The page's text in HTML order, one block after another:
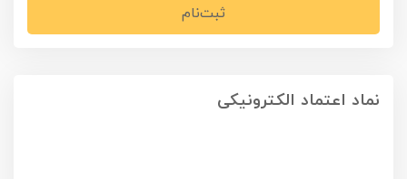
ثبت‌نام
نماد اعتماد الکترونیکی